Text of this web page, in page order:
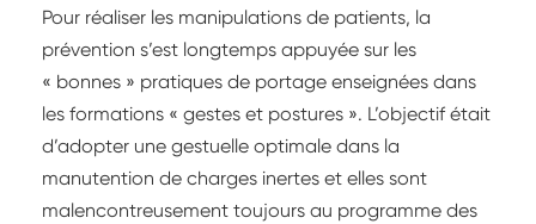
Pour réaliser les manipulations de patients, la
prévention s’est longtemps appuyée sur les
« bonnes » pratiques de portage enseignées dans
les formations « gestes et postures ». L’objectif était
d’adopter une gestuelle optimale dans la
manutention de charges inertes et elles sont
malencontreusement toujours au programme des